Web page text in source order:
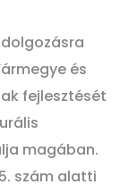
és
fejlesztését
magában.
szám alatti